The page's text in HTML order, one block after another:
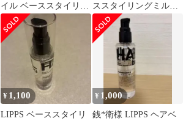
イル ベーススタイリン
グオイル レッド 3本セ
ット
ススタイリングミルク
&オイル＊ドンキ限定
ホワイトムスクの香り
¥ 1,100
LIPPS ベーススタイリ
¥ 1,000
銭*衛様 LIPPS ヘアベ